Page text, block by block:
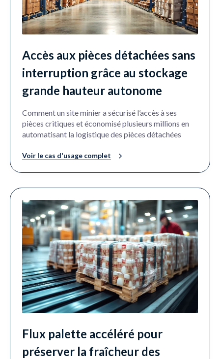
Accès aux pièces détachées sans
interruption grâce au stockage
grande hauteur autonome
Comment un site minier a sécurisé l’accès à ses
pièces critiques et économisé plusieurs millions en
automatisant la logistique des pièces détachées
Voir le cas d'usage complet
Flux palette accéléré pour
préserver la fraîcheur des